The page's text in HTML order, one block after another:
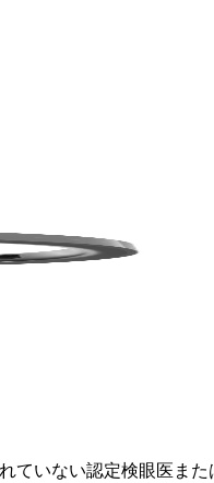
ていない認定検眼医ま